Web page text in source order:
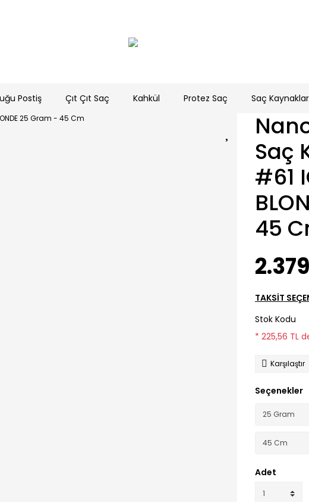
Postiş Çıt Çıt Saç Kahkül Protez Saç Saç
Saç
#61
45
TAKSİT
Stok Kodu
* 225,56 TL
Karşılaştır
Seçenekler
Adet